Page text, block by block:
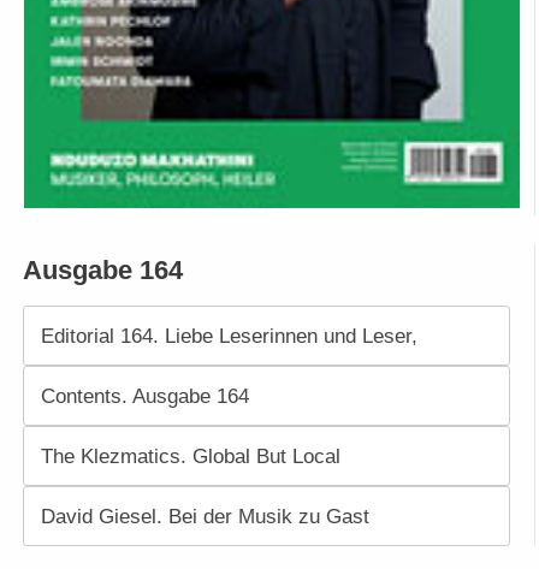
Ausgabe 164
Editorial 164. Liebe Leserinnen und Leser,
Contents. Ausgabe 164
The Klezmatics. Global But Local
David Giesel. Bei der Musik zu Gast